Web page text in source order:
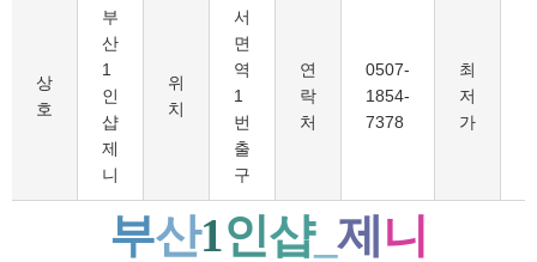
상
호
부
산
1
인
샵
제
니
위
치
서
면
역
1
번
출
구
연
락
처
0507-
1854-
7378
최
저
가
부산1인샵_ 제 니